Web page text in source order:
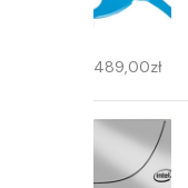
489,00zł